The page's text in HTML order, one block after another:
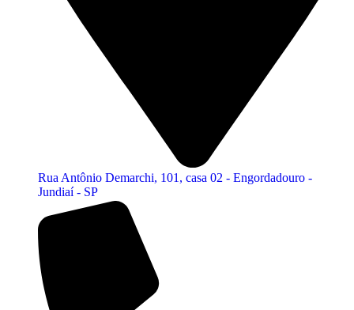
Rua Antônio Demarchi, 101, casa 02 - Engordadouro -
Jundiaí - SP